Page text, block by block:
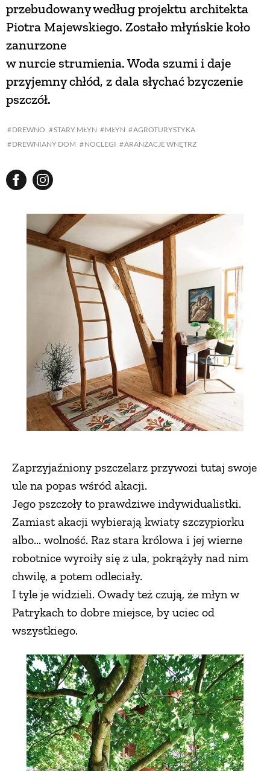
DREWNO STARY MŁYN MŁYN
AGROTURYSTYKA
DREWNIANY DOM
NOCLEGI ARANŻACJE WNĘTRZ
przebudowany według projektu architekta
Piotra Majewskiego. Zostało młyńskie koło
zanurzone
w nurcie strumienia. Woda szumi i daje
przyjemny chłód, z dala słychać bzyczenie
pszczół.
Zaprzyjaźniony pszczelarz przywozi tutaj swoje
ule na popas wśród akacji.
Jego pszczoły to prawdziwe indywidualistki.
Zamiast akacji wybierają kwiaty szczypiorku
albo... wolność. Raz stara królowa i jej wierne
robotnice wyroiły się z ula, pokrążyły nad nim
chwilę, a potem odleciały.
I tyle je widzieli. Owady też czują, że młyn w
Patrykach to dobre miejsce, by uciec od
wszystkiego.